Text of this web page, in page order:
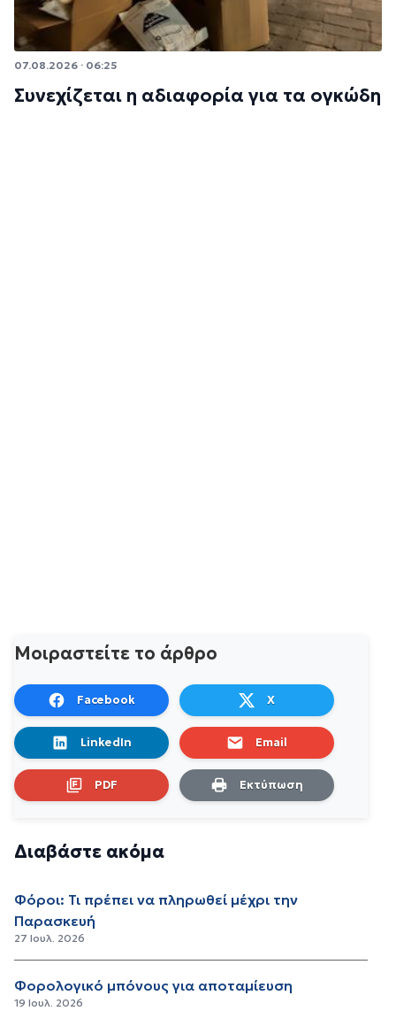
07.08.2026 · 06:25
Συνεχίζεται η αδιαφορία για τα ογκώδη
Μοιραστείτε το άρθρο
Facebook X
LinkedIn Email
PDF Εκτύπωση
Διαβάστε ακόμα
Φόροι: Τι πρέπει να πληρωθεί μέχρι την
Παρασκευή
27 Ιουλ. 2026
Φορολογικό μπόνους για αποταμίευση
19 Ιουλ. 2026